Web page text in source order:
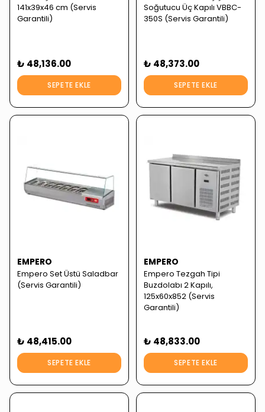
141x39x46 cm (Servis
Garantili)
₺ 48,136.00
SEPETE EKLE
Soğutucu Üç Kapılı VBBC-
350S (Servis Garantili)
₺ 48,373.00
SEPETE EKLE
EMPERO
Empero Set Üstü Saladbar
(Servis Garantili)
₺ 48,415.00
SEPETE EKLE
EMPERO
Empero Tezgah Tipi
Buzdolabı 2 Kapılı,
125x60x852 (Servis
Garantili)
₺ 48,833.00
SEPETE EKLE